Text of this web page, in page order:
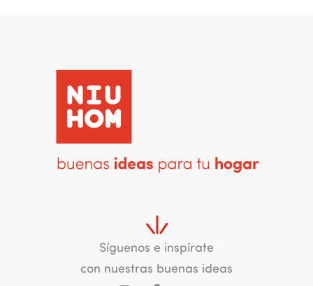
Síguenos e inspírate
con nuestras buenas ideas